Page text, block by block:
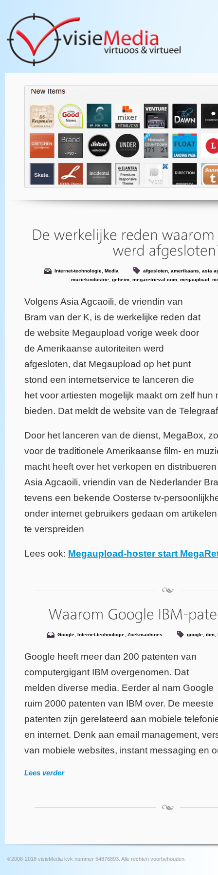
Internet-technologie, Media afgesloten, amerikaans
asia
muziekindustrie, geheim, megaretrieval.com, megaupload,
Volgens Asia Agcaoili, de vriendin van
Bram van der K, is de werkelijke reden dat
de website Megaupload vorige week door
de Amerikaanse autoriteiten werd
afgesloten, dat Megaupload op het punt
stond een internetservice te lanceren die
het voor artiesten mogelijk maakt om zelf hun
bieden. Dat meldt de website van de
Door het lanceren van de dienst, MegaBox,
voor de traditionele Amerikaanse film- en
macht heeft over het verkopen en
Asia Agcaoili, vriendin van de Nederlander
tevens een bekende Oosterse tv-
onder internet gebruikers gedaan om
te verspreiden
Lees ook: Megaupload-hoster start
Google, Internet-technologie, Zoekmachines google, ibm,
Google heeft meer dan 200 patenten van
computergigant IBM overgenomen. Dat
melden diverse media. Eerder al nam Google
ruim 2000 patenten van IBM over. De meeste
patenten zijn gerelateerd aan mobiele
en internet. Denk aan email management,
van mobiele websites, instant messaging en
Lees verder
©2008-2018 visieMedia kvk nummer 54876893. Alle rechten voorbehouden.